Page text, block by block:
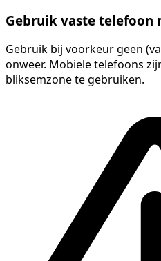
Gebruik vaste telefoon
Gebruik bij voorkeur geen
onweer. Mobiele telefoons
bliksemzone te gebruiken.